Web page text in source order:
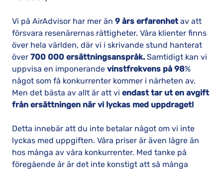
Vi på AirAdvisor har mer än 9 års erfarenhetav att
försvara resenärernas rättigheter. Våra klienter finns
över hela världen, där vi i skrivande stund hanterat
över 700 000 ersättningsanspråk. Samtidigt kan vi
uppvisa en imponerande vinstfrekvens på 98%
något som få konkurrenter kommer i närheten av.
Men det bästa av allt är att vi endast tar ut en avgift
från ersättningen när vi lyckas med uppdraget!
Detta innebär att du inte betalar något om vi inte
lyckas med uppgiften. Våra priser är även lägre än
hos många av våra konkurrenter. Med tanke på
föregående år är det inte konstigt att så många